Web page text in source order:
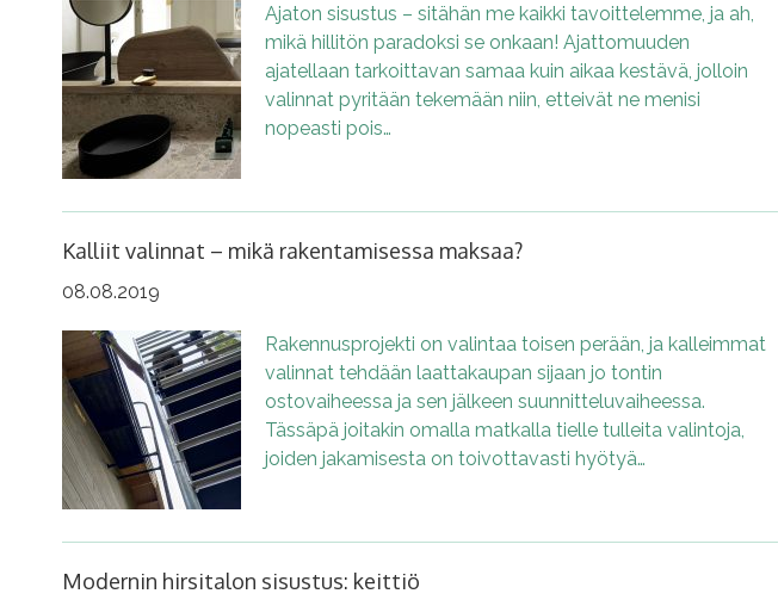
Ajaton sisustus – sitähän me kaikki tavoittelemme, ja ah,
mikä hillitön paradoksi se onkaan! Ajattomuuden
ajatellaan tarkoittavan samaa kuin aikaa kestävä, jolloin
valinnat pyritään tekemään niin, etteivät ne menisi
nopeasti pois…
Kalliit valinnat – mikä rakentamisessa maksaa?
08.08.2019
Rakennusprojekti on valintaa toisen perään, ja kalleimmat
valinnat tehdään laattakaupan sijaan jo tontin
ostovaiheessa ja sen jälkeen suunnitteluvaiheessa.
Tässäpä joitakin omalla matkalla tielle tulleita valintoja,
joiden jakamisesta on toivottavasti hyötyä…
Modernin hirsitalon sisustus: keittiö